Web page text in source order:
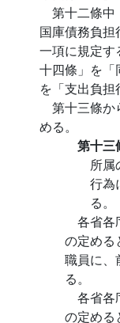
第十二條中
国庫債務負
一項に規定す
十四條」を「
を「支出負担
第十三條か
める。
第十
所属
行為
る。
各省各
の定める
職員に、
る。
各省各
の定める